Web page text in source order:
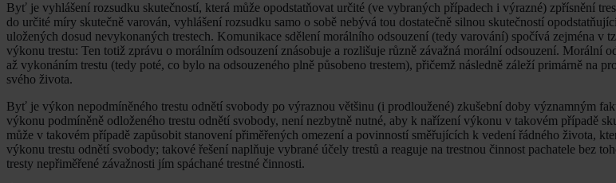
Byť je vyhlášení rozsudku skutečností, která může opodstatňovat určité (ve vybraných případech i výrazné) zpřísnění
do určité míry skutečně varován, vyhlášení rozsudku samo o sobě nebývá tou dostatečně silnou skutečností
uložených dosud nevykonaných trestech. Komunikace sdělení morálního odsouzení (tedy varování) spočívá zejména v
výkonu trestu: Ten totiž zprávu o morálním odsouzení znásobuje a rozlišuje různě závažná morální odsouzení. Morální
až vykonáním trestu (tedy poté, co bylo na odsouzeného plně působeno trestem), přičemž následně záleží primárně na
svého života.
Byť je výkon nepodmíněného trestu odnětí svobody po výraznou většinu (i prodloužené) zkušební doby významným
výkonu podmíněně odloženého trestu odnětí svobody, není nezbytně nutné, aby k nařízení výkonu v takovém případě
může v takovém případě zapůsobit stanovení přiměřených omezení a povinností směřujících k vedení řádného života,
výkonu trestu odnětí svobody; takové řešení naplňuje vybrané účely trestů a reaguje na trestnou činnost pachatele bez
tresty nepřiměřené závažnosti jím spáchané trestné činnosti.